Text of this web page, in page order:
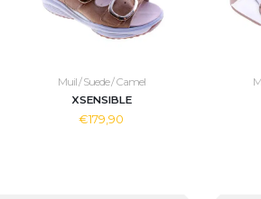
Muil / Suede / Camel
XSENSIBLE
€179,90